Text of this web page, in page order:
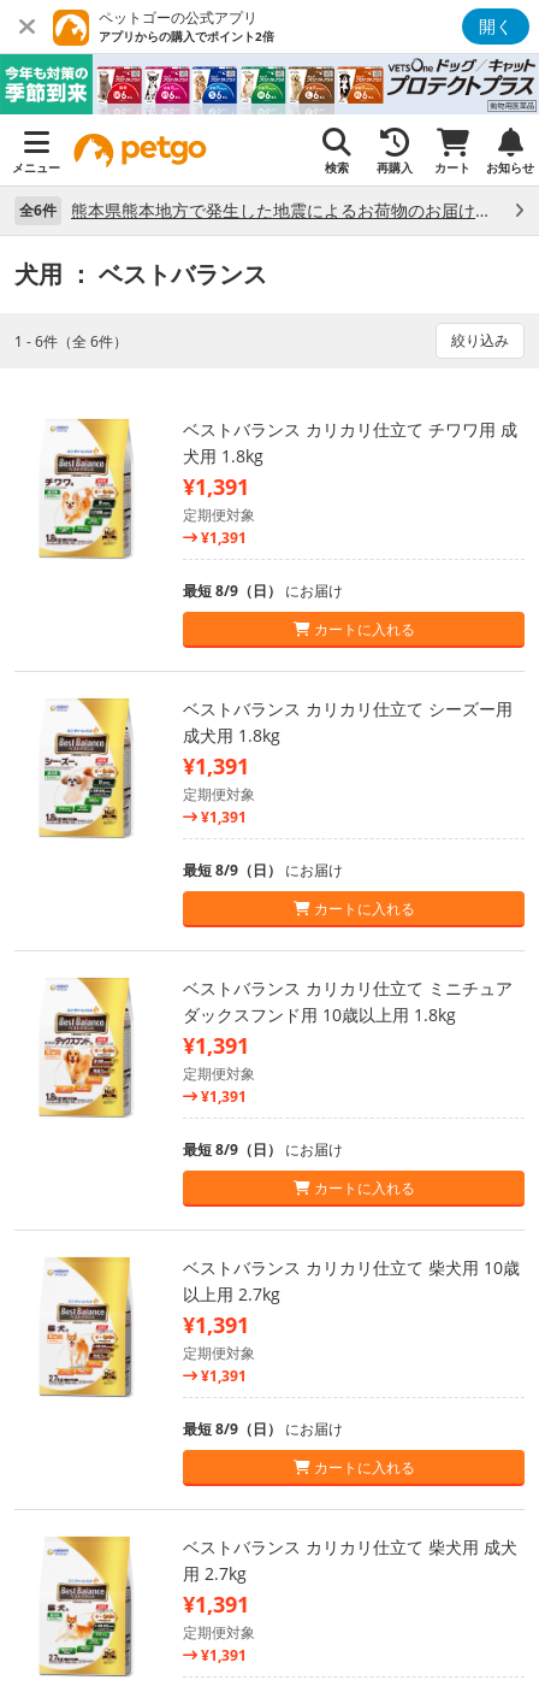
ペットゴーの公式アプリ
アプリからの購入でポイント2倍 開く
メニュー 検索 再購入 カート お知らせ
全6件 熊本県熊本地方で発生した地震によるお荷物のお届け状況について （7/28）
犬用 ： ベストバランス
1 - 6件（全 6件） 絞り込み
ベストバランス カリカリ仕立て チワワ用 成
犬用 1.8kg
¥1,391
定期便対象
¥1,391
最短 8/9（日） にお届け
カートに入れる
ベストバランス カリカリ仕立て シーズー用
成犬用 1.8kg
¥1,391
定期便対象
¥1,391
最短 8/9（日） にお届け
カートに入れる
ベストバランス カリカリ仕立て ミニチュア
ダックスフンド用 10歳以上用 1.8kg
¥1,391
定期便対象
¥1,391
最短 8/9（日） にお届け
カートに入れる
ベストバランス カリカリ仕立て 柴犬用 10歳
以上用 2.7kg
¥1,391
定期便対象
¥1,391
最短 8/9（日） にお届け
カートに入れる
ベストバランス カリカリ仕立て 柴犬用 成犬
用 2.7kg
¥1,391
定期便対象
¥1,391